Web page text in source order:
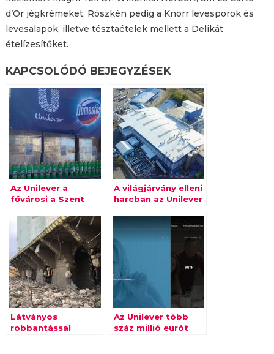
d’Or jégkrémeket, Röszkén pedig a Knorr levesporok és
levesalapok, illetve tésztaételek mellett a Delikát
ételízesítőket.
KAPCSOLÓDÓ BEJEGYZÉSEK
Az Unilever a
fővárosi a Szent
támogatja egy
kamionnyi
Domestos
fertőtlenítővel
A világjárvány elleni
harcban az Unilever
László kórházat is
támogatja egy
fertőtlenítővel
Látványos
robbantással
Az Unilever több
száz millió eurót